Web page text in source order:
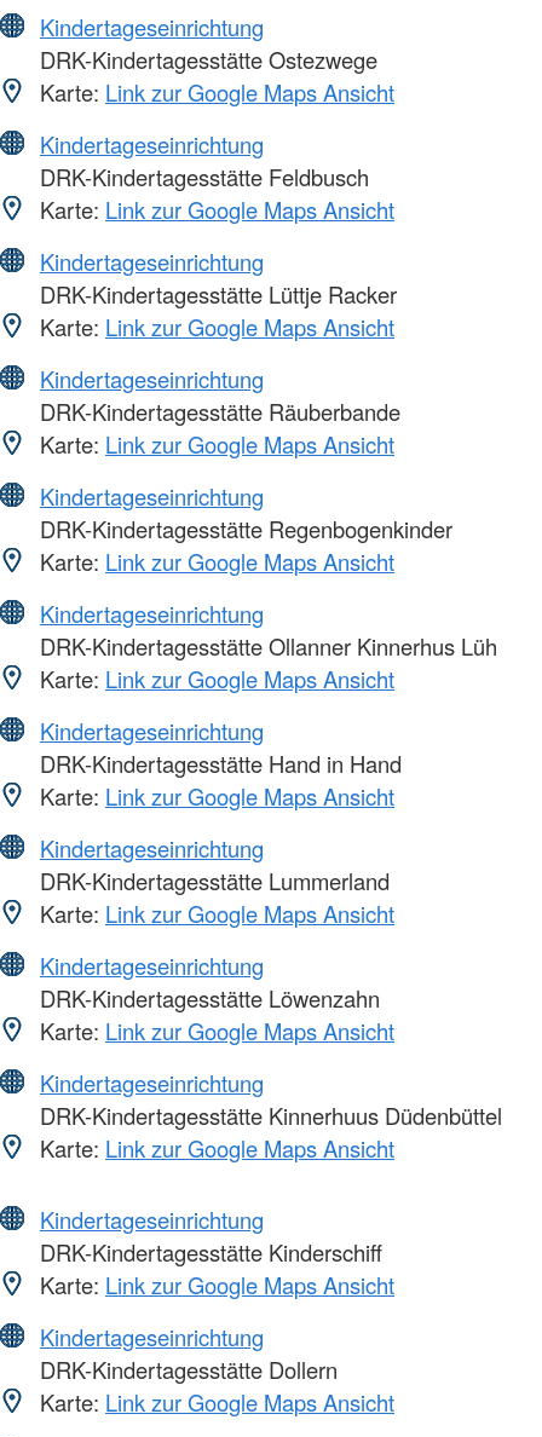
Kindertageseinrichtung
DRK-Kindertagesstätte Ostezwege
Karte: Link zur Google Maps Ansicht
Kindertageseinrichtung
DRK-Kindertagesstätte Feldbusch
Karte: Link zur Google Maps Ansicht
Kindertageseinrichtung
DRK-Kindertagesstätte Lüttje Racker
Karte: Link zur Google Maps Ansicht
Kindertageseinrichtung
DRK-Kindertagesstätte Räuberbande
Karte: Link zur Google Maps Ansicht
Kindertageseinrichtung
DRK-Kindertagesstätte Regenbogenkinder
Karte: Link zur Google Maps Ansicht
Kindertageseinrichtung
DRK-Kindertagesstätte Ollanner Kinnerhus Lüh
Karte: Link zur Google Maps Ansicht
Kindertageseinrichtung
DRK-Kindertagesstätte Hand in Hand
Karte: Link zur Google Maps Ansicht
Kindertageseinrichtung
DRK-Kindertagesstätte Lummerland
Karte: Link zur Google Maps Ansicht
Kindertageseinrichtung
DRK-Kindertagesstätte Löwenzahn
Karte: Link zur Google Maps Ansicht
Kindertageseinrichtung
DRK-Kindertagesstätte Kinnerhuus Düdenbüttel
Karte: Link zur Google Maps Ansicht
Kindertageseinrichtung
DRK-Kindertagesstätte Kinderschiff
Karte: Link zur Google Maps Ansicht
Kindertageseinrichtung
DRK-Kindertagesstätte Dollern
Karte: Link zur Google Maps Ansicht